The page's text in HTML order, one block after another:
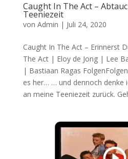
Caught In The Act –
Teeniezeit
von Admin | Juli 24, 2020
Caught In The Act – Erinnerst
The Act | Eloy de Jong | Lee
| Bastiaan Ragas
es her… … und dennoch denke
an meine Teeniezeit zurück.